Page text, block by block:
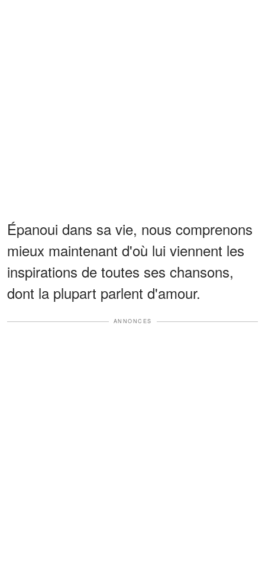
Épanoui dans sa vie, nous comprenons
mieux maintenant d'où lui viennent les
inspirations de toutes ses chansons,
dont la plupart parlent d'amour.
ANNONCES